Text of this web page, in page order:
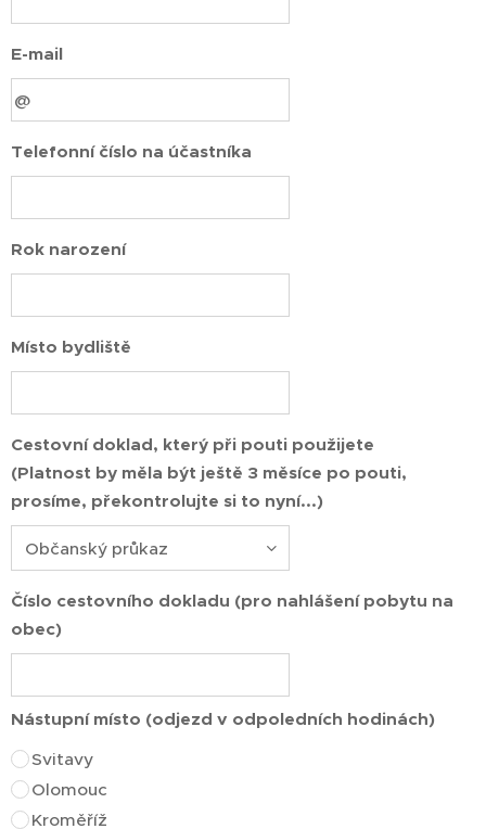
E-mail
Telefonní číslo na účastníka
Rok narození
Místo bydliště
Cestovní doklad, který při pouti použijete
(Platnost by měla být ještě 3 měsíce po pouti,
prosíme, překontrolujte si to nyní...)
Číslo cestovního dokladu (pro nahlášení pobytu na
obec)
Nástupní místo (odjezd v odpoledních hodinách)
Svitavy
Olomouc
Kroměříž